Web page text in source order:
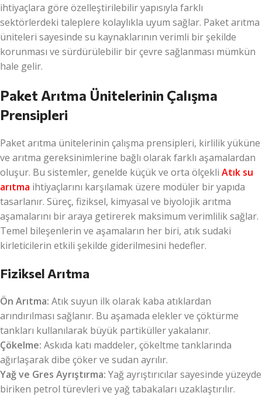
ihtiyaçlara göre özelleştirilebilir yapısıyla farklı
sektörlerdeki taleplere kolaylıkla uyum sağlar. Paket arıtma
üniteleri sayesinde su kaynaklarının verimli bir şekilde
korunması ve sürdürülebilir bir çevre sağlanması mümkün
hale gelir.
Paket Arıtma Ünitelerinin Çalışma
Prensipleri
Paket arıtma ünitelerinin çalışma prensipleri, kirlilik yüküne
ve arıtma gereksinimlerine bağlı olarak farklı aşamalardan
oluşur. Bu sistemler, genelde küçük ve orta ölçekli Atık su
arıtma ihtiyaçlarını karşılamak üzere modüler bir yapıda
tasarlanır. Süreç, fiziksel, kimyasal ve biyolojik arıtma
aşamalarını bir araya getirerek maksimum verimlilik sağlar.
Temel bileşenlerin ve aşamaların her biri, atık sudaki
kirleticilerin etkili şekilde giderilmesini hedefler.
Fiziksel Arıtma
Ön Arıtma: Atık suyun ilk olarak kaba atıklardan
arındırılması sağlanır. Bu aşamada elekler ve çöktürme
tankları kullanılarak büyük partiküller yakalanır.
Çökelme: Askıda katı maddeler, çökeltme tanklarında
ağırlaşarak dibe çöker ve sudan ayrılır.
Yağ ve Gres Ayrıştırma: Yağ ayrıştırıcılar sayesinde yüzeyde
biriken petrol türevleri ve yağ tabakaları uzaklaştırılır.